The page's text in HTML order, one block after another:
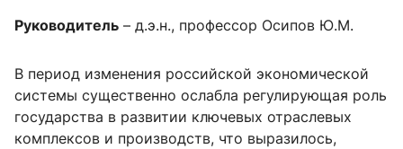
Руководитель – д.э.н., профессор Осипов Ю.М.
В период изменения российской экономической
системы существенно ослабла регулирующая роль
государства в развитии ключевых отраслевых
комплексов и производств, что выразилось,